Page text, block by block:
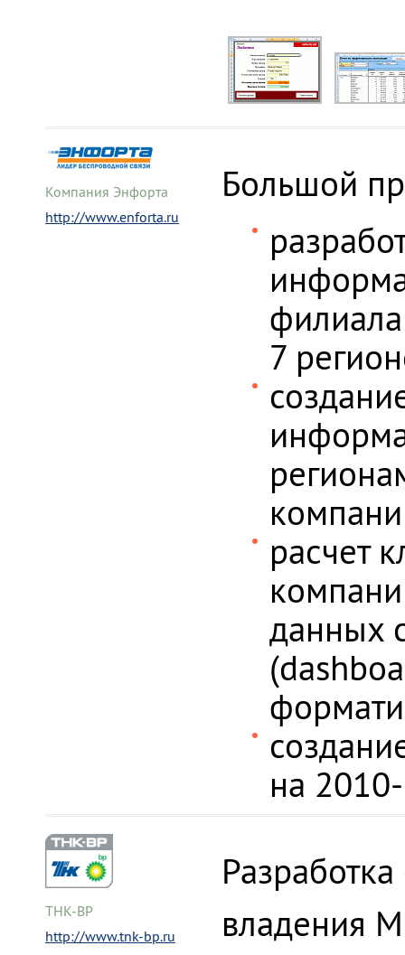
Компания Энфорта
http://www.enforta.ru
Большой
7
расчет
данных
на
ТНК-BP
http://www.tnk-bp.ru
владения